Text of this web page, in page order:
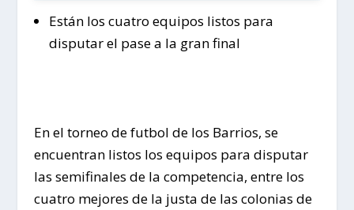
Están los cuatro equipos listos para
disputar el pase a la gran final
En el torneo de futbol de los Barrios, se
encuentran listos los equipos para disputar
las semifinales de la competencia, entre los
cuatro mejores de la justa de las colonias de